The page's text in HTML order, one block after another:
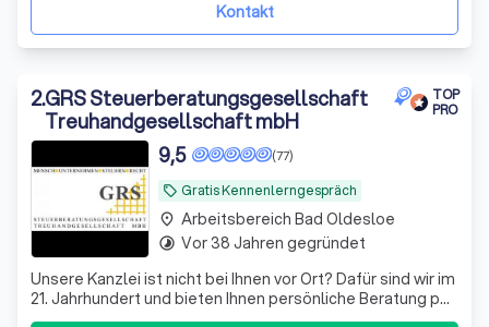
Kontakt
2.GRS Steuerberatungsgesellschaft
Treuhandgesellschaft mbH
TOP
PRO
local_offer Gratis Kennenlerngespräch
(77)
9,5
Unsere Kanzlei ist nicht bei Ihnen vor Ort? Dafür sind wir im
21. Jahrhundert und bieten Ihnen persönliche Beratung per
Video, WhatsApp und anderen Medien - wir sehen uns!
place Arbeitsbereich Bad Oldesloe
timelapse Vor 38 Jahren gegründet